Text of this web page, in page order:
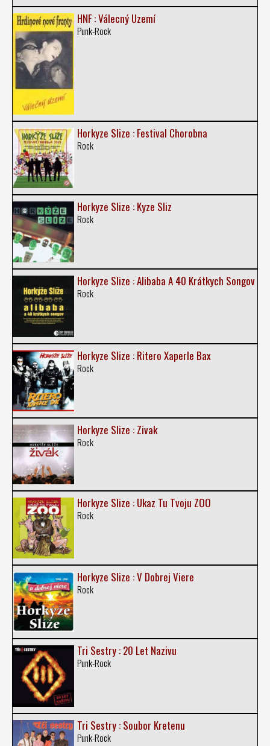
HNF : Válecný Uzemí
Punk-Rock
Horkyze Slize : Festival Chorobna
Rock
Horkyze Slize : Kyze Sliz
Rock
Horkyze Slize : Alibaba A 40 Krátkych Songov
Rock
Horkyze Slize : Ritero Xaperle Bax
Rock
Horkyze Slize : Zivak
Rock
Horkyze Slize : Ukaz Tu Tvoju ZOO
Rock
Horkyze Slize : V Dobrej Viere
Rock
Tri Sestry : 20 Let Nazivu
Punk-Rock
Tri Sestry : Soubor Kretenu
Punk-Rock